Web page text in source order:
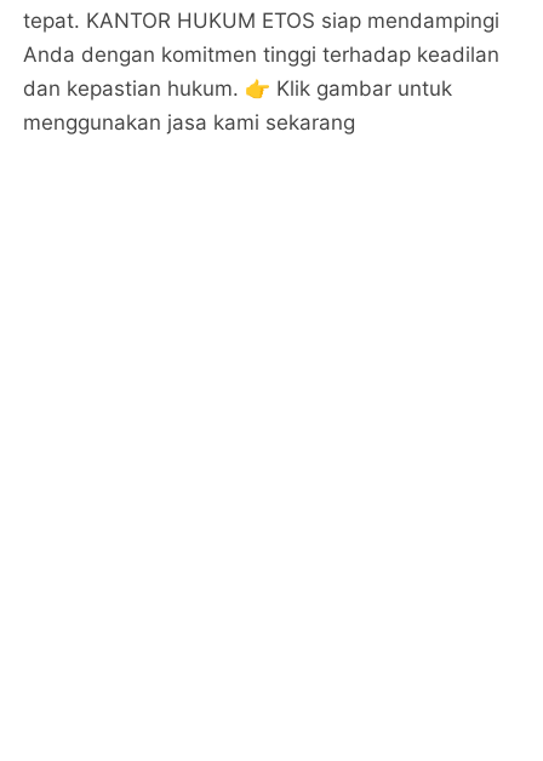
tepat. KANTOR HUKUM ETOS siap mendampingi
Anda dengan komitmen tinggi terhadap keadilan
dan kepastian hukum. 👉 Klik gambar untuk
menggunakan jasa kami sekarang